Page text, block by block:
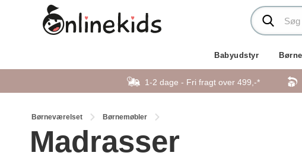
Babyudstyr
1-2 dage - Fri fragt over 499,-*
Børneværelset Børnemøbler
Madrasser